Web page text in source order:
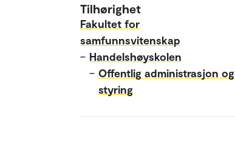
Tilhørighet
Fakultet for
samfunnsvitenskap
– Handelshøyskolen
– Offentlig administrasjon og
styring